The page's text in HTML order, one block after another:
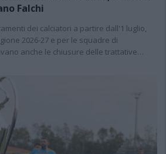
Falchi
dei calciatori a partire dall'1 luglio,
2026-27 e per le squadre di
anche le chiusure delle trattative…